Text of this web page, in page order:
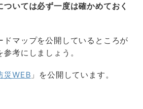
いては必ず一度は確かめておく
ドマップを公開しているところが
考にしましょう。
災WEB 」を公開しています。